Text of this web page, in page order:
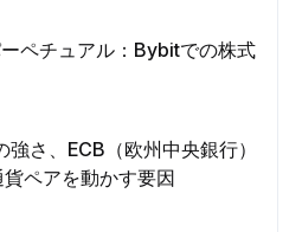
ペチュアル：Bybitでの株式
さ、ECB（欧州中央銀行）
ペアを動かす要因